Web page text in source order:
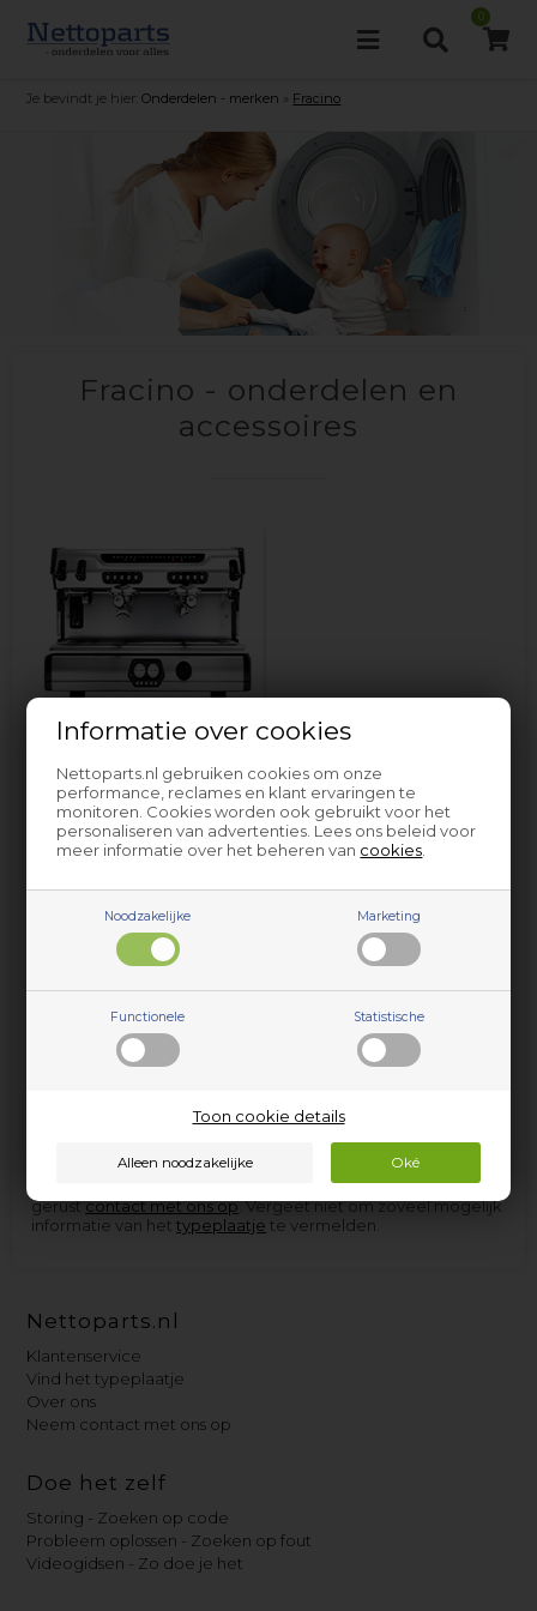
Informatie over cookies
Nettoparts.nl gebruiken cookies om onze
performance, reclames en klant ervaringen te
monitoren. Cookies worden ook gebruikt voor het
personaliseren van advertenties. Lees ons beleid voor
meer informatie over het beheren van cookies
Noodzakelijke Marketing
Functionele Statistische
Toon cookie details
0
Je bevindt je hier: Onderdelen - merken Fracino
Fracino - onderdelen en
accessoires
Espresso machine
Onderdelen en accessoires voor huishoudelijke apparaten
van Fracino vindt u bij Nettoparts. We hebben een
gigantische selectie reserveonderdelen voor vrijwel alle
zo snel aanschaffen dat u niet langer dan een paar dagen op
Als u hulp nodig heeft bij het vinden van het juiste
reserveonderdeel voor uw Fracino-apparaat, neem dan
gerustcontact met ons op. Vergeet niet om zoveel mogelijk
informatie van hettypeplaatje te vermelden.
Nettoparts.nl
Klantenservice
Vind het typeplaatje
Over ons
Neem contact met ons op
Doe het zelf
Storing - Zoeken op code
Probleem oplossen - Zoeken op fout
Videogidsen - Zo doe je het